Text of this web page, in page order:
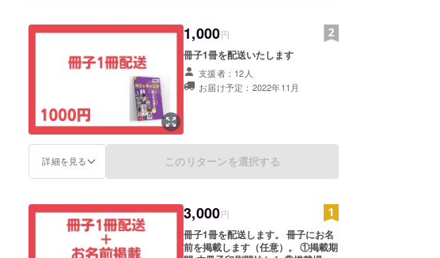
1,000円
冊子1冊を配送いたします
支援者：12人
お届け予定：2022年11月
詳細を見る このリターンを選択する
3,000円
冊子1冊を配送します。 冊子にお名
前を掲載します（任意）。 ①掲載期